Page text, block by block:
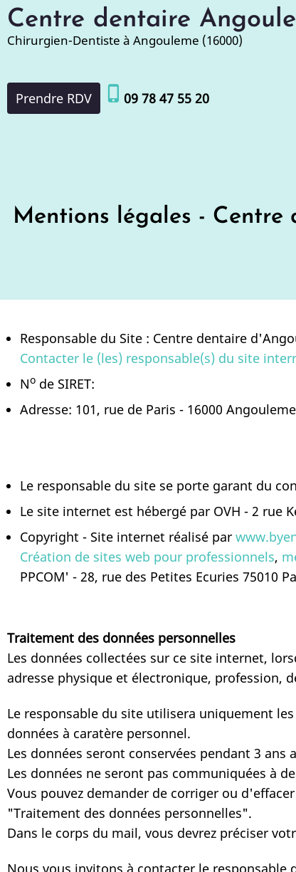
Aller
au
contenu
Centre dentaire
Chirurgien-Dentiste à Angouleme (16000)
Prendre RDV phone_iphone 09 78 47 55 20
Mentions légales -
Responsable du Site : Centre dentaire
Contacter le (les) responsable(s) du site
No de SIRET:
Adresse: 101, rue de Paris - 16000 Angouleme
Le responsable du site se porte garant du
Le site internet est hébergé par OVH - 2 rue
Copyright - Site internet réalisé par
Création de sites web pour professionnels,
PPCOM' - 28, rue des Petites Ecuries 75010
Traitement des données personnelles
Les données collectées sur ce site internet,
adresse physique et électronique, profession,
Le responsable du site utilisera uniquement
données à caratère personnel.
Les données seront conservées pendant 3
Les données ne seront pas communiquées
Vous pouvez demander de corriger ou
"Traitement des données personnelles".
Dans le corps du mail, vous devrez préciser
Nous vous invitons à contacter le responsable